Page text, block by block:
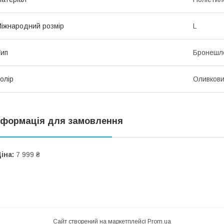
розмір L
для замовлення
7 999 ₴
Сайт створений на маркетплейсі Prom.ua